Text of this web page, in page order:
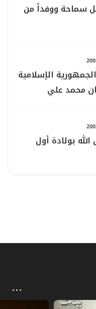
سماحة ووفداً من
الإسلامية
محمد علي
بولادة أول